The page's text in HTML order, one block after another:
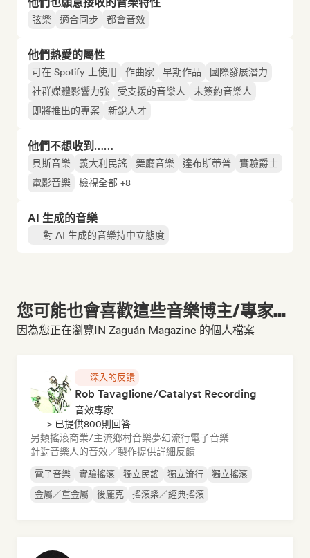
弦樂 適合同步 都會音效
他們熱愛的屬性
可在 Spotify 上使用 作曲家 早期作品
國際發展潛力
社群媒體影響力強
受支援的音樂人
未簽約音樂人
即將推出的專案
新銳人才
他們不想收到……
貝斯音樂 義大利民謠 舞廳音樂 達布斯蒂普
實驗爵士
電影音樂
檢視全部 +8
AI 生成的音樂
對 AI 生成的音樂持中立態度
您可能也會喜歡這些音樂博主/專家...
因為您正在瀏覽IN Zaguán Magazine 的個人檔案
深入的反饋
Rob Tavaglione/Catalyst Recording
音效專家
> 已提供800則回答
另類搖滾商業/主流鄉村音樂夢幻流行電子音樂
針對音樂人的音效／製作提供詳細反饋
電子音樂 實驗搖滾 獨立民謠 獨立流行
獨立搖滾
金屬／重金屬
後龐克 搖滾樂／經典搖滾